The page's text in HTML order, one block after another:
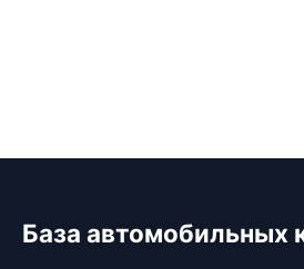
База автомобильных